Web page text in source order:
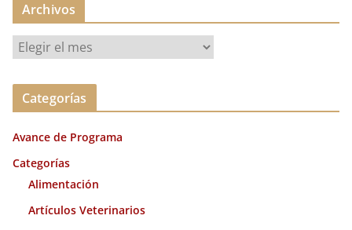
Archivos
c
v
o
Categorías
Avance de Programa
Categorías
Alimentación
Artículos Veterinarios